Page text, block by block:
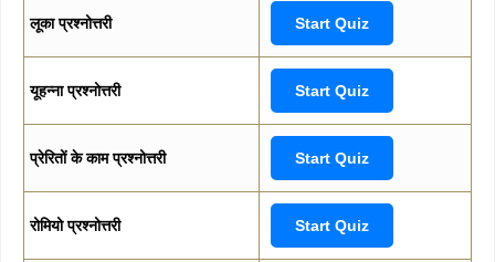
लूका प्रश्नोत्तरी Start Quiz
यूहन्ना प्रश्नोत्तरी Start Quiz
प्रेरितों के काम प्रश्नोत्तरी Start Quiz
रोमियो प्रश्नोत्तरी Start Quiz